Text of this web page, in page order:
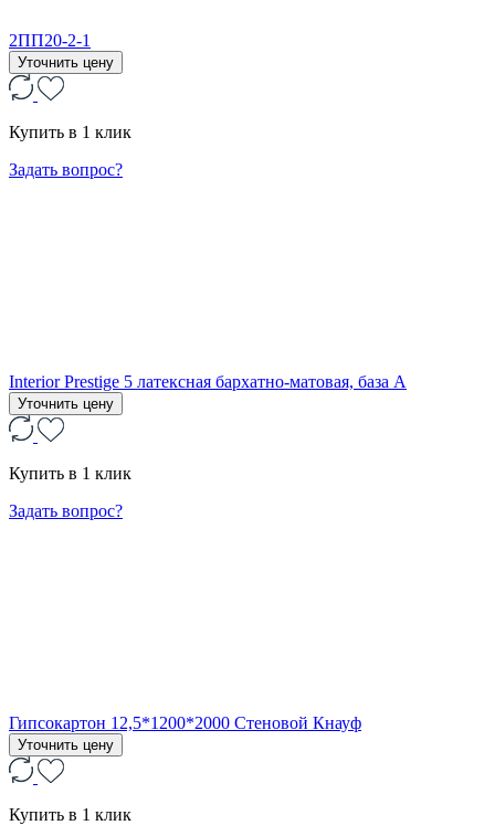
2ПП20-2-1
Уточнить цену
Купить в 1 клик
Задать вопрос?
Interior Prestige 5 латексная бархатно-матовая, база А
Уточнить цену
Купить в 1 клик
Задать вопрос?
Гипсокартон 12,5*1200*2000 Стеновой Кнауф
Уточнить цену
Купить в 1 клик